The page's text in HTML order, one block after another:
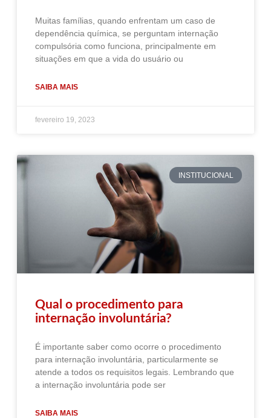
Muitas famílias, quando enfrentam um caso de
dependência química, se perguntam internação
compulsória como funciona, principalmente em
situações em que a vida do usuário ou
SAIBA MAIS
fevereiro 19, 2023
INSTITUCIONAL
Qual o procedimento para
internação involuntária?
É importante saber como ocorre o procedimento
para internação involuntária, particularmente se
atende a todos os requisitos legais. Lembrando que
a internação involuntária pode ser
SAIBA MAIS